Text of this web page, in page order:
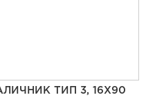
ТИП 3, 16Х90